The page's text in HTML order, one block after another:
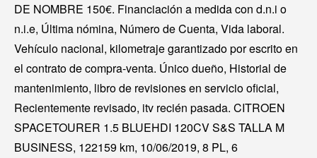
DE NOMBRE 150€. Financiación a medida con d.n.i o
n.i.e, Última nómina, Número de Cuenta, Vida laboral.
Vehículo nacional, kilometraje garantizado por escrito en
el contrato de compra-venta. Único dueño, Historial de
mantenimiento, libro de revisiones en servicio oficial,
Recientemente revisado, itv recién pasada. CITROEN
SPACETOURER 1.5 BLUEHDI 120CV S&S TALLA M
BUSINESS, 122159 km, 10/06/2019, 8 PL, 6